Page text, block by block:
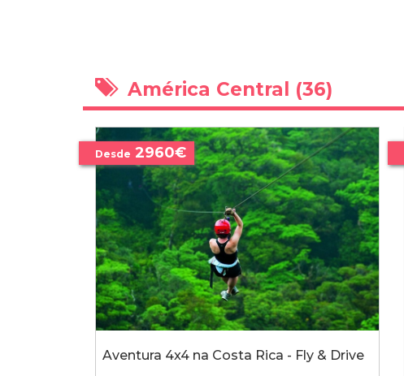
América Central (36)
Aventura 4x4 na Costa Rica - Fly & Drive
Desde 2960€